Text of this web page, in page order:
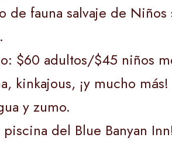
de fauna salvaje de
$60 adultos/$45 niños
kinkajous, ¡y mucho más!
y zumo.
del Blue Banyan